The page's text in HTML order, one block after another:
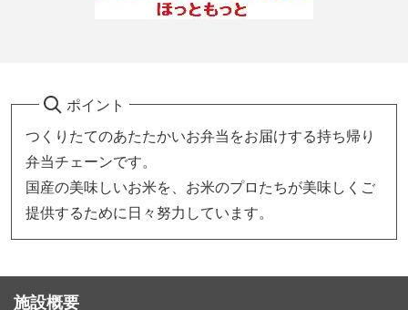
ポイント
つくりたてのあたたかいお弁当をお届けする持ち帰り
弁当チェーンです。
国産の美味しいお米を、お米のプロたちが美味しくご
提供するために日々努力しています。
施設概要